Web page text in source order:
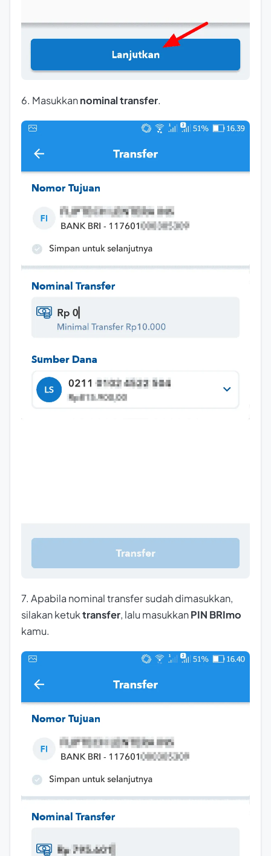
6. Masukkannominal transfer.
7. Apabila nominal transfer sudah dimasukkan,
silakan ketuktransfer, lalu masukkanPIN BRImo
kamu.